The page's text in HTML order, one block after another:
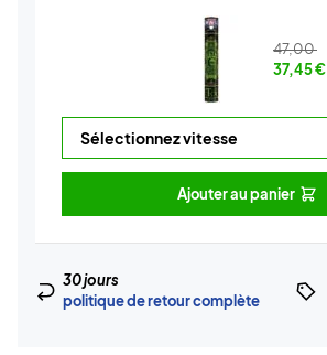
47,00
37,45€
Ajouter au panier
30 jours
politique de retour complète